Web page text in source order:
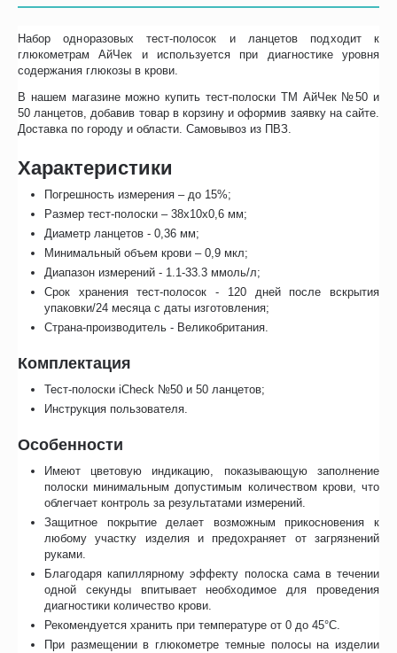
Набор одноразовых тест-полосок и ланцетов подходит к
глюкометрам АйЧек и используется при диагностике уровня
содержания глюкозы в крови.
В нашем магазине можно купить тест-полоски ТМ АйЧек №50 и
50 ланцетов, добавив товар в корзину и оформив заявку на сайте.
Доставка по городу и области. Самовывоз из ПВЗ.
Характеристики
Погрешность измерения – до 15%;
Размер тест-полоски – 38х10х0,6 мм;
Диаметр ланцетов - 0,36 мм;
Минимальный объем крови – 0,9 мкл;
Диапазон измерений - 1.1-33.3 ммоль/л;
Срок хранения тест-полосок - 120 дней после вскрытия
упаковки/24 месяца с даты изготовления;
Страна-производитель - Великобритания.
Комплектация
Тест-полоски iCheck №50 и 50 ланцетов;
Инструкция пользователя.
Особенности
Имеют цветовую индикацию, показывающую заполнение
полоски минимальным допустимым количеством крови, что
облегчает контроль за результатами измерений.
Защитное покрытие делает возможным прикосновения к
любому участку изделия и предохраняет от загрязнений
руками.
Благодаря капиллярному эффекту полоска сама в течении
одной секунды впитывает необходимое для проведения
диагностики количество крови.
Рекомендуется хранить при температуре от 0 до 45°C.
При размещении в глюкометре темные полосы на изделии